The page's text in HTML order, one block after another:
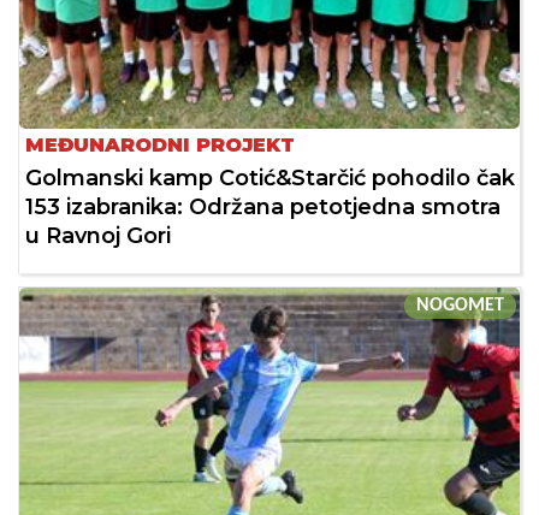
MEĐUNARODNI PROJEKT
Golmanski kamp Cotić&Starčić pohodilo čak
153 izabranika: Održana petotjedna smotra
u Ravnoj Gori
NOGOMET